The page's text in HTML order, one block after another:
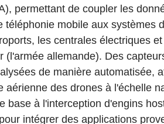
permettant de coupler les
téléphonie mobile aux systèmes
les centrales électriques
(l'armée allemande). Des
de manière automatisée,
aérienne des drones à l'échelle
base à l'interception d'engins
intégrer des applications